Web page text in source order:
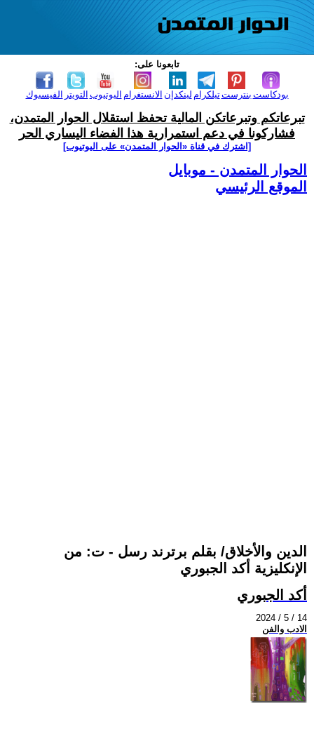
تابعونا على:
الفيسبوك التويتر اليوتيوب الانستغرام لينكدإن تيلكرامبنترست بودكاست
تبرعاتكم وتبرعاتكن المالية تحفظ استقلال الحوار المتمدن،
فشاركونا في دعم استمرارية هذا الفضاء اليساري الحر
[اشترك في قناة ‫«الحوار المتمدن» على اليوتيوب]
الحوار المتمدن - موبايل
الموقع الرئيسي
الدين والأخلاق/ بقلم برترند رسل - ت: من
الإنكليزية أكد الجبوري
أكد الجبوري
2024 / 5 / 14
الادب والفن